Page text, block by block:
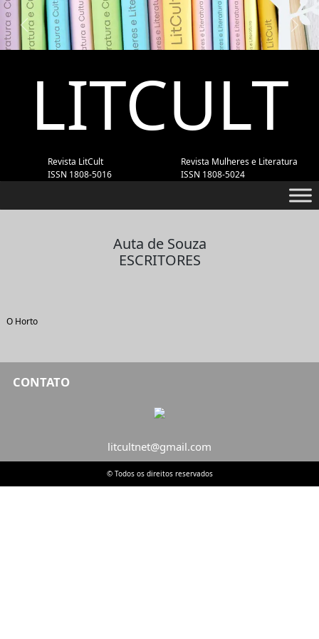
Previous Next
LITCULT
Revista LitCult
ISSN 1808-5016
Revista Mulheres e Literatura
ISSN 1808-5024
Auta de Souza
ESCRITORES
O Horto
CONTATO
litcultnet@gmail.com
© Todos os direitos reservados